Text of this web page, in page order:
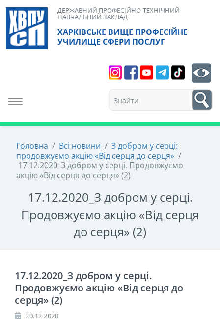
Skip
content
ХАРКІВСЬКЕ ВИЩЕ ПРОФЕСІЙНЕ
УЧИЛИЩЕ СФЕРИ ПОСЛУГ
ДЕРЖАВНИЙ ПРОФЕСІЙНО-ТЕХНІЧНИЙ
НАВЧАЛЬНИЙ ЗАКЛАД
Toggle navigation
1
Головна / Всі новини / З добром у серці:
продовжуємо акцію «Від серця до серця» /
17.12.2020_З добром у серці. Продовжуємо
акцію «Від серця до серця» (2)
17.12.2020_З добром у серці.
Продовжуємо акцію «Від серця
до серця» (2)
17.12.2020_З добром у серці.
Продовжуємо акцію «Від серця до
серця» (2)
20.12.2020